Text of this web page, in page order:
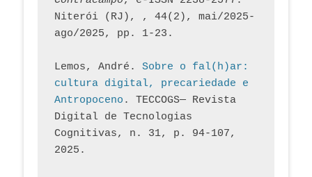
Niterói (RJ), , 44(2), mai/2025-
ago/2025, pp. 1-23.
Lemos, André. Sobre o fal(h)ar:
cultura digital, precariedade e
Antropoceno . TECCOGS— Revista
Digital de Tecnologias
Cognitivas, n. 31, p. 94-107,
2025.